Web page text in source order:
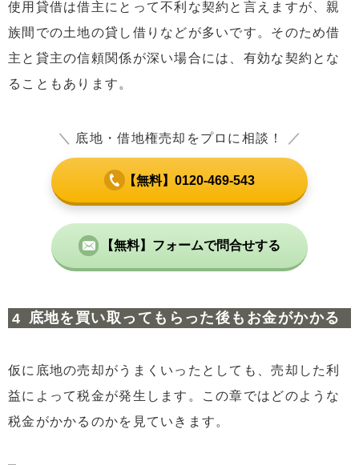
使用貸借は借主にとって不利な契約と言えますが、親
族間での土地の貸し借りなどが多いです。そのため借
主と貸主の信頼関係が深い場合には、有効な契約とな
ることもあります。
＼ 底地・借地権売却をプロに相談！ ／
【無料】0120-469-543
【無料】フォームで問合せする
底地を買い取ってもらった後もお金がかかる
仮に底地の売却がうまくいったとしても、売却した利
益によって税金が発生します。この章ではどのような
税金がかかるのかを見ていきます。